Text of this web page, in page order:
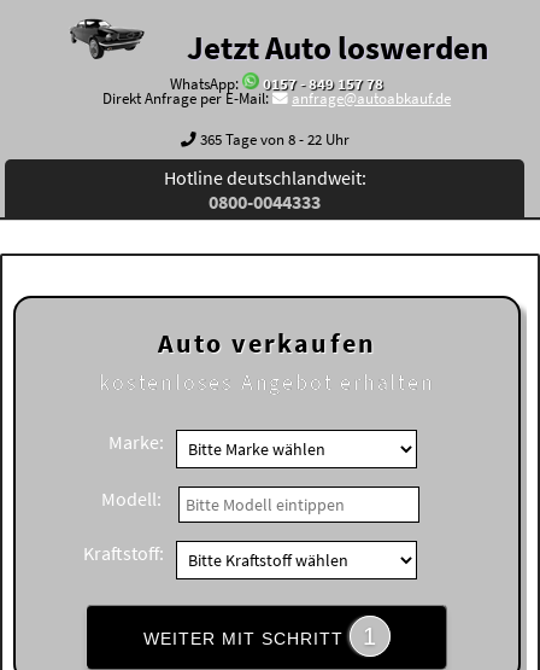
Jetzt Auto loswerden
WhatsApp:
0157 - 849 157 78
Direkt Anfrage per E-Mail:
anfrage@autoabkauf.de
365 Tage von 8 - 22 Uhr
Hotline deutschlandweit:
0800-0044333
Auto verkaufen
kostenloses Angebot erhalten
Marke:
Modell:
Kraftstoff:
WEITER MIT SCHRITT 1